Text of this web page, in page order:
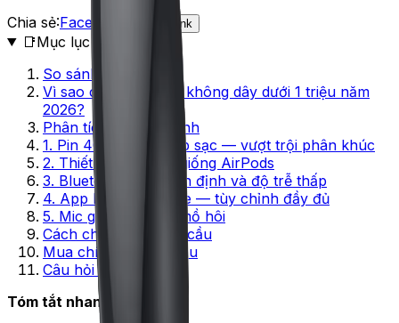
Chia sẻ:Facebook Copy link
📑Mục lục (
So sánh nhanh
Vì sao chọn tai nghe không dây dưới 1 triệu năm
2026?
Phân tích 5 điểm mạnh
1. Pin 40 giờ kèm hộp sạc — vượt trội phân khúc
2. Thiết kế stem mở giống AirPods
3. Bluetooth 5.4 — ổn định và độ trễ thấp
4. App Huawei AI Life — tùy chỉnh đầy đủ
5. Mic gọi và chống mồ hôi
Cách chọn theo nhu cầu
Mua chính hãng ở đâu
Câu hỏi thường gặp
Tóm tắt nhanh